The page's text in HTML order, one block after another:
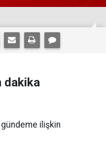
dakika
gündeme ilişkin